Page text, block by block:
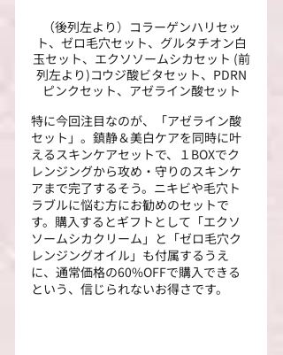
（後列左より ） コラーゲンハリセッ
ト、ゼロ毛穴セット、グルタチオン白
玉セット、エクソソームシカセット (前
列左より)コウジ酸ビタセット、PDRN
ピンクセット、アゼライン酸セット
特に今回注目なのが、「アゼライン酸
セット」。鎮静＆美白ケアを同時に叶
えるスキンケアセットで、１BOXでク
レンジングから攻め・守りのスキンケ
アまで完了するそう。ニキビや毛穴ト
ラブルに悩む方にお勧めのセットで
す。購入するとギフトとして「エクソ
ソームシカクリーム」と「ゼロ毛穴ク
レンジングオイル」も付属するうえ
に、通常価格の60%OFFで購入できる
という、信じられないお得さです。